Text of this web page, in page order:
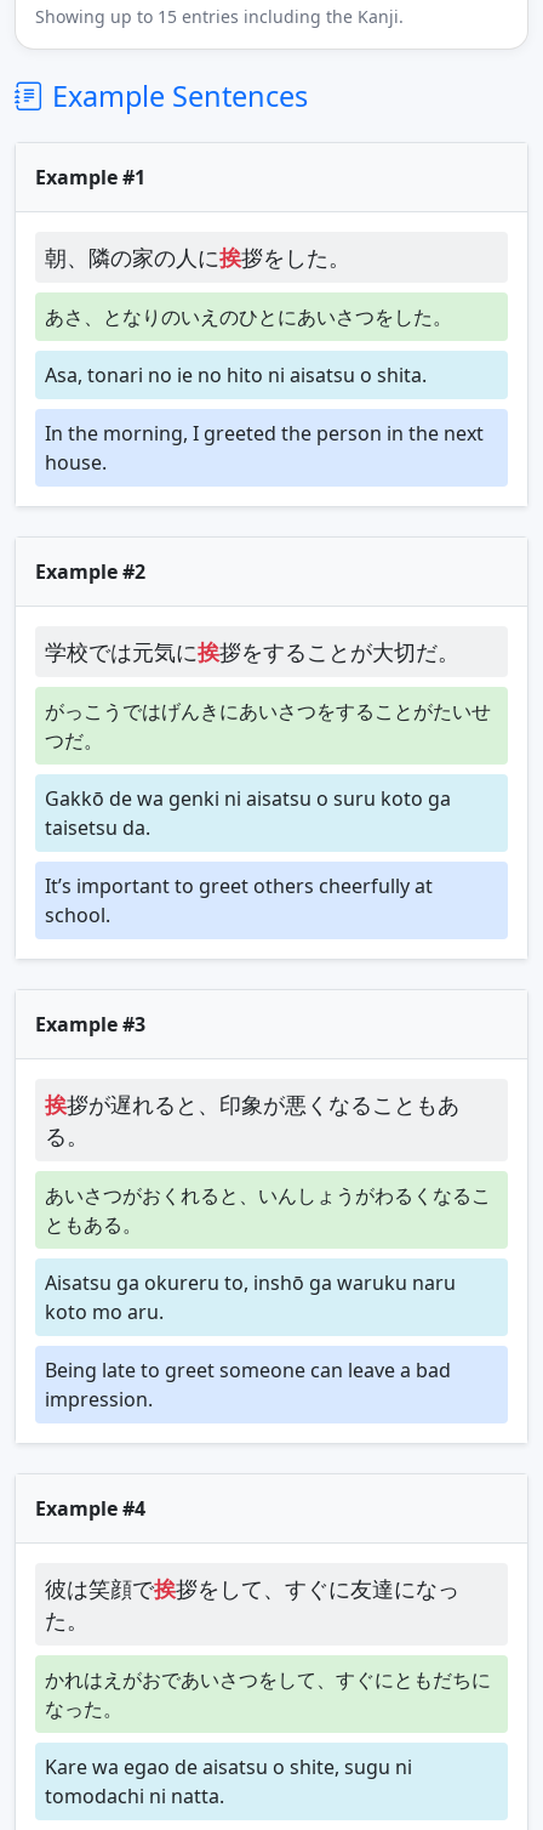
Showing up to 15 entries including the Kanji.
Example Sentences
Example #1
朝、隣の家の人に挨拶をした。
あさ、となりのいえのひとにあいさつをした。
Asa, tonari no ie no hito ni aisatsu o shita.
In the morning, I greeted the person in the next
house.
Example #2
学校では元気に挨拶をすることが大切だ。
がっこうではげんきにあいさつをすることがたいせ
つだ。
Gakkō de wa genki ni aisatsu o suru koto ga
taisetsu da.
It’s important to greet others cheerfully at
school.
Example #3
挨拶が遅れると、印象が悪くなることもあ
る。
あいさつがおくれると、いんしょうがわるくなるこ
ともある。
Aisatsu ga okureru to, inshō ga waruku naru
koto mo aru.
Being late to greet someone can leave a bad
impression.
Example #4
彼は笑顔で挨拶をして、すぐに友達になっ
た。
かれはえがおであいさつをして、すぐにともだちに
なった。
Kare wa egao de aisatsu o shite, sugu ni
tomodachi ni natta.